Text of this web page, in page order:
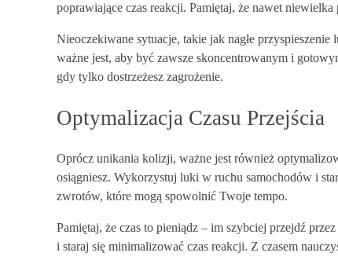
poprawiające czas reakcji. Pamiętaj, że nawet
Nieoczekiwane sytuacje, takie jak nagłe
ważne jest, aby być zawsze skoncentrowanym i
gdy tylko dostrzeżesz zagrożenie.
Optymalizacja Czasu Przejścia
Oprócz unikania kolizji, ważne jest również
osiągniesz. Wykorzystuj luki w ruchu samochodów i
zwrotów, które mogą spowolnić Twoje tempo.
Pamiętaj, że czas to pieniądz – im szybciej przejdź
i staraj się minimalizować czas reakcji. Z czasem